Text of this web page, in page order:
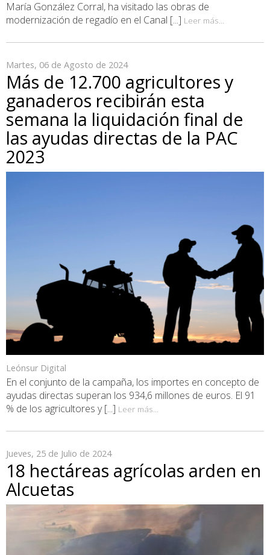
María González Corral, ha visitado las obras de
modernización de regadío en el Canal [...] Leer más...
Martes, 06 de Agosto de 2024
Más de 12.700 agricultores y
ganaderos recibirán esta
semana la liquidación final de
las ayudas directas de la PAC
2023
Leónsur Digital
En el conjunto de la campaña, los importes en concepto de
ayudas directas superan los 934,6 millones de euros. El 91
% de los agricultores y [...] Leer más...
Jueves, 25 de Julio de 2024
18 hectáreas agrícolas arden en
Alcuetas